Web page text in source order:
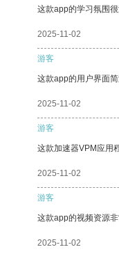
这款app的学习氛围
2025-11-02
游客
这款app的用户界面
2025-11-02
游客
这款加速器VPM应用
2025-11-02
游客
这款app的视频资源
2025-11-02